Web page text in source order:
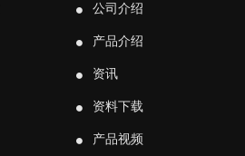
公司介绍
产品介绍
资讯
资料下载
产品视频